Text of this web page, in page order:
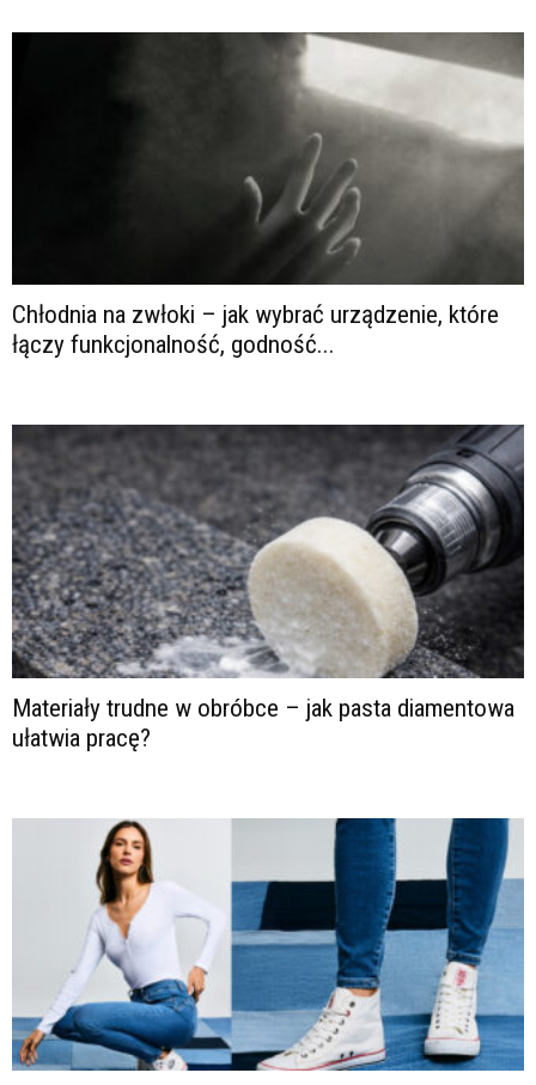
Chłodnia na zwłoki – jak wybrać urządzenie, które
łączy funkcjonalność, godność...
Materiały trudne w obróbce – jak pasta diamentowa
ułatwia pracę?